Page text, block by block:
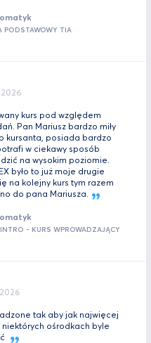
PODSTAWOWY TIA
kurs pod względem
Pan Mariusz bardzo miły
kursanta, posiada bardzo
w ciekawy sposób
na wysokim poziomie.
było to już moje drugie
na kolejny kurs tym razem
do pana Mariusza.
- KURS WPROWADZAJĄCY
tak aby jak najwięcej
ośrodkach byle